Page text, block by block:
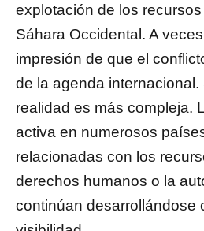
explotación de los recursos
Sáhara Occidental. A
impresión de que el
de la agenda internacional.
realidad es más compleja.
activa en numerosos
relacionadas con los
derechos humanos o la
continúan desarrollándose